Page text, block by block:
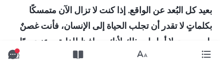
بعيد كل البُعد عن الواقع. إذا كنت لا تزال الآن متمسكًا
بكلماتٍ لا تقدر أن تجلب الحياة إلى الإنسان، فأنت غصنٌ
يابس ميت لا أمل له، ذلك لأنك محافظ للغاية، وعنيد جدًا،
ومنغلق تمامًا أمام المنطق!
(الكلمة، ج. 1. ظهور الله وعمله.